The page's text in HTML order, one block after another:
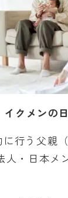
クメンの日
行う父親
人・日本メ